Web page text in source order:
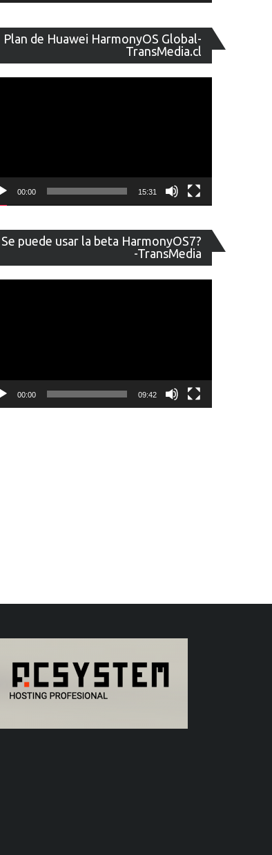
Plan de Huawei HarmonyOS Global-
TransMedia.cl
de
vídeo
00:00 15:31
Se puede usar la beta HarmonyOS7?
-TransMedia
de
vídeo
00:00 09:42